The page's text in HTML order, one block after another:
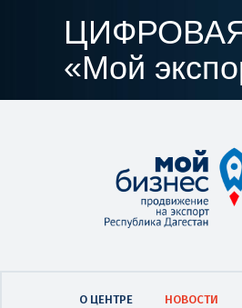
«Мой
О ЦЕНТРЕ НОВОСТИ